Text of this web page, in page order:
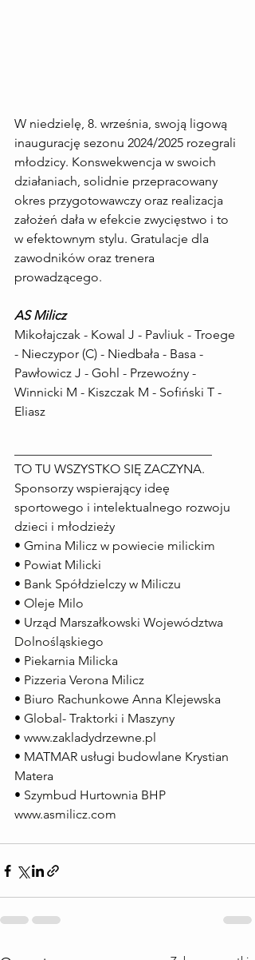
W niedzielę, 8. września, swoją ligową
inaugurację sezonu 2024/2025 rozegrali
młodzicy. Konswekwencja w swoich
działaniach, solidnie przepracowany
okres przygotowawczy oraz realizacja
założeń dała w efekcie zwycięstwo i to
w efektownym stylu. Gratulacje dla
zawodników oraz trenera
prowadzącego.
AS Milicz
Mikołajczak - Kowal J - Pavliuk - Troege
- Nieczypor (C) - Niedbała - Basa -
Pawłowicz J - Gohl - Przewoźny -
Winnicki M - Kiszczak M - Sofiński T -
Eliasz
TO TU WSZYSTKO SIĘ ZACZYNA.
Sponsorzy wspierający ideę
sportowego i intelektualnego rozwoju
dzieci i młodzieży
• Gmina Milicz w powiecie milickim
• Powiat Milicki
• Bank Spółdzielczy w Miliczu
• Oleje Milo
• Urząd Marszałkowski Województwa
Dolnośląskiego
• Piekarnia Milicka
• Pizzeria Verona Milicz
• Biuro Rachunkowe Anna Klejewska
• Global- Traktorki i Maszyny
• www.zakladydrzewne.pl
• MATMAR usługi budowlane Krystian
Matera
• Szymbud Hurtownia BHP
www.asmilicz.com